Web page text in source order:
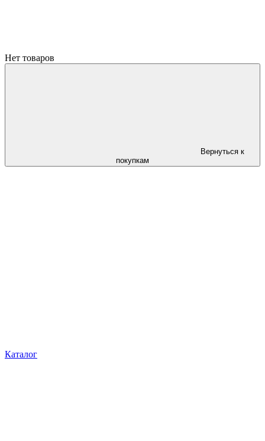
Нет товаров
Вернуться к
покупкам
Каталог